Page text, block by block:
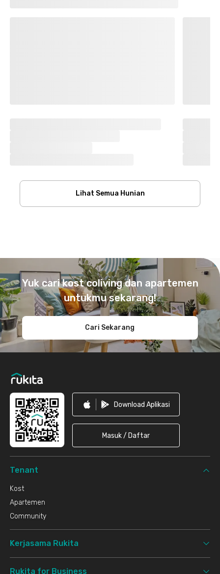
Lihat Semua Hunian
Yuk cari kost coliving dan apartemen
untukmu sekarang!
Cari Sekarang
Download Aplikasi
Masuk / Daftar
Tenant
Kost
Apartemen
Community
Kerjasama Rukita
Rukita for Business